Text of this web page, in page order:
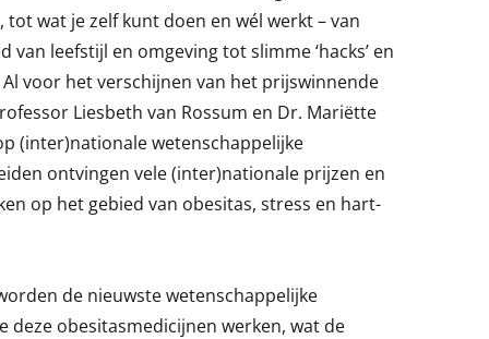
wat je zelf kunt doen en wél werkt – van
leefstijl en omgeving tot slimme ‘hacks’ en
voor het verschijnen van het prijswinnende
Liesbeth van Rossum en Dr. Mariëtte
(inter)nationale wetenschappelijke
ontvingen vele (inter)nationale prijzen en
op het gebied van obesitas, stress en hart-
de nieuwste wetenschappelijke
deze obesitasmedicijnen werken, wat de